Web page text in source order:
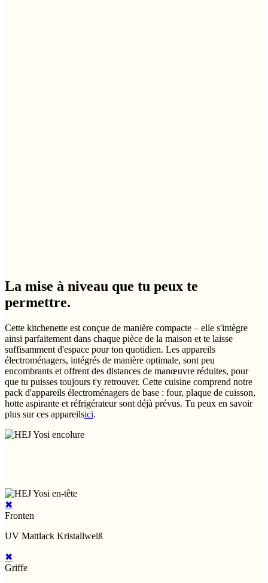
La mise à niveau que tu peux te
permettre.
Cette kitchenette est conçue de manière compacte – elle s'intègre
ainsi parfaitement dans chaque pièce de la maison et te laisse
suffisamment d'espace pour ton quotidien. Les appareils
électroménagers, intégrés de manière optimale, sont peu
encombrants et offrent des distances de manœuvre réduites, pour
que tu puisses toujours t'y retrouver. Cette cuisine comprend notre
pack d'appareils électroménagers de base : four, plaque de cuisson,
hotte aspirante et réfrigérateur sont déjà prévus. Tu peux en savoir
plus sur ces appareilsici.
✖
Fronten
UV Mattlack Kristallweiß
✖
Griffe